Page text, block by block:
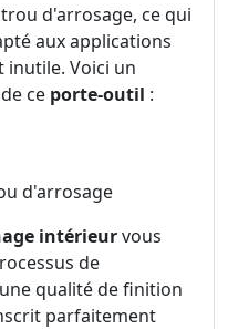
d'arrosage, ce qui
aux applications
inutile. Voici un
ce porte-outil :
d'arrosage
intérieurvous
de
qualité de finition
parfaitement